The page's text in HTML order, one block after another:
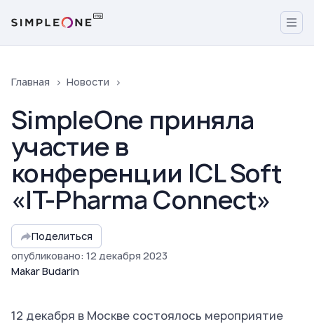
Главная Новости
SimpleOne приняла
участие в
конференции ICL Soft
«IT-Pharma Connect»
Поделиться
опубликовано: 12 декабря 2023
Makar Budarin
12 декабря в Москве состоялось мероприятие